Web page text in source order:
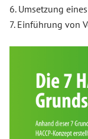
6. Umsetzung
7. Einführung von